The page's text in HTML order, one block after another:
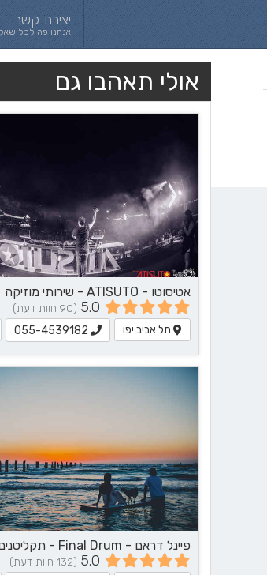
יצירת קשר
אנחנו פה לכל
אולי תאהבו גם
אטיסוטו - ATISUTO - שירותי מוזיקה
5.0 (90 חוות דעת)
תל אביב יפו 055-4539182
5.0 (132 חוות דעת)